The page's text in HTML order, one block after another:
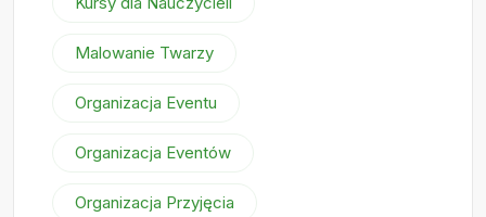
Malowanie Twarzy
Organizacja Eventu
Organizacja Eventów
Organizacja Przyjęcia